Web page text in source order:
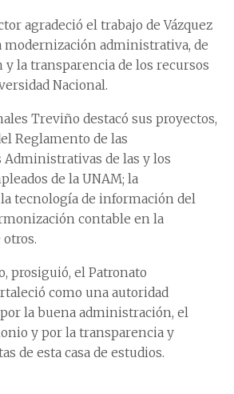
agradeció el trabajo de Vázquez
modernización administrativa, de
la transparencia de los recursos
Nacional.
Treviño destacó sus proyectos,
Reglamento de las
Administrativas de las y los
de la UNAM; la
tecnología de información del
contable en la
prosiguió, el Patronato
como una autoridad
la buena administración, el
y por la transparencia y
de esta casa de estudios.